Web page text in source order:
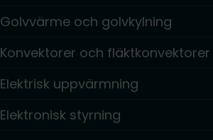
Golvvärme och golvkylning
Konvektorer och fläktkonvektorer
Elektrisk uppvärmning
Elektronisk styrning